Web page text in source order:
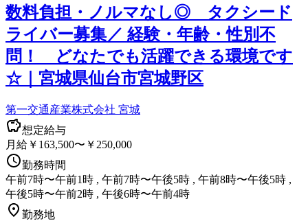
数料負担・ノルマなし◎ タクシード
ライバー募集／ 経験・年齢・性別不
問！ どなたでも活躍できる環境です
☆｜宮城県仙台市宮城野区
第一交通産業株式会社 宮城
想定給与
月給￥163,500〜￥250,000
勤務時間
午前7時〜午前1時 , 午前7時〜午後5時 , 午前8時〜午後5時 ,
午後5時〜午前2時 , 午後6時〜午前4時
勤務地